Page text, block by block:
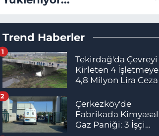
Trend Haberler
Tekirdağ'da Çevreyi
Kirleten 4 İşletmeye
4,8 Milyon Lira Ceza
1
Çerkezköy'de
Fabrikada Kimyasal
Gaz Paniği: 3 İşçi
2